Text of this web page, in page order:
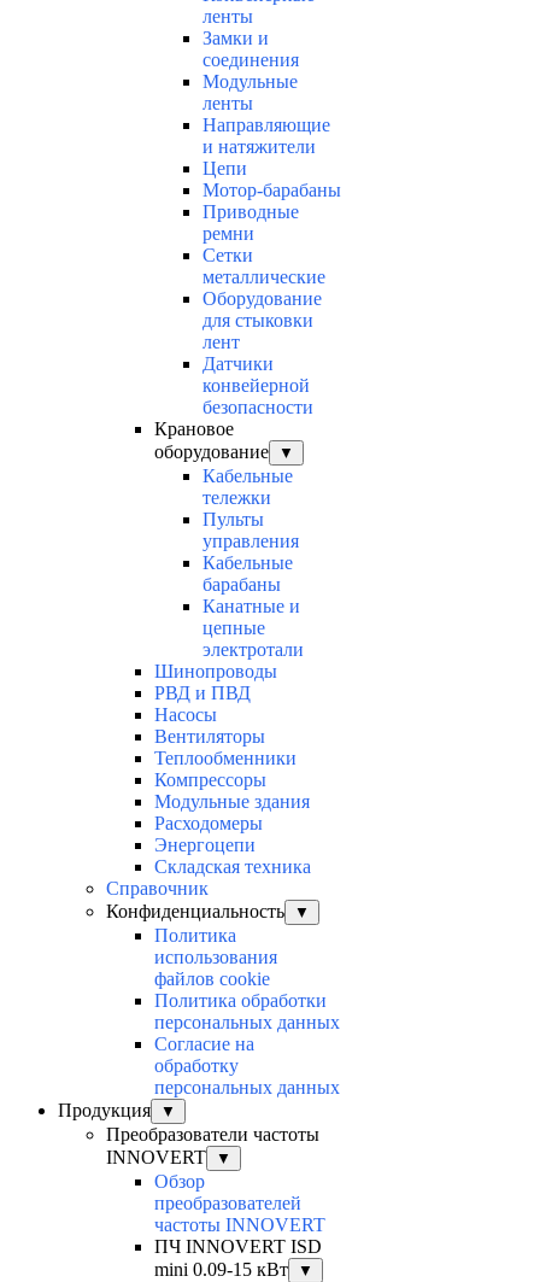
ленты
Замки и
соединения
Модульные
ленты
Направляющие
и натяжители
Цепи
Мотор-барабаны
Приводные
ремни
Сетки
металлические
Оборудование
для стыковки
лент
Датчики
конвейерной
безопасности
Крановое
оборудование
▼
Кабельные
тележки
Пульты
управления
Кабельные
барабаны
Канатные и
цепные
электротали
Шинопроводы
РВД и ПВД
Насосы
Вентиляторы
Теплообменники
Компрессоры
Модульные здания
Расходомеры
Энергоцепи
Складская техника
Справочник
Конфиденциальность
▼
Политика
использования
файлов cookie
Политика обработки
персональных данных
Согласие на
обработку
персональных данных
Продукция
▼
Преобразователи частоты
INNOVERT
▼
Обзор
преобразователей
частоты INNOVERT
ПЧ INNOVERT ISD
mini 0.09-15 кВт
▼